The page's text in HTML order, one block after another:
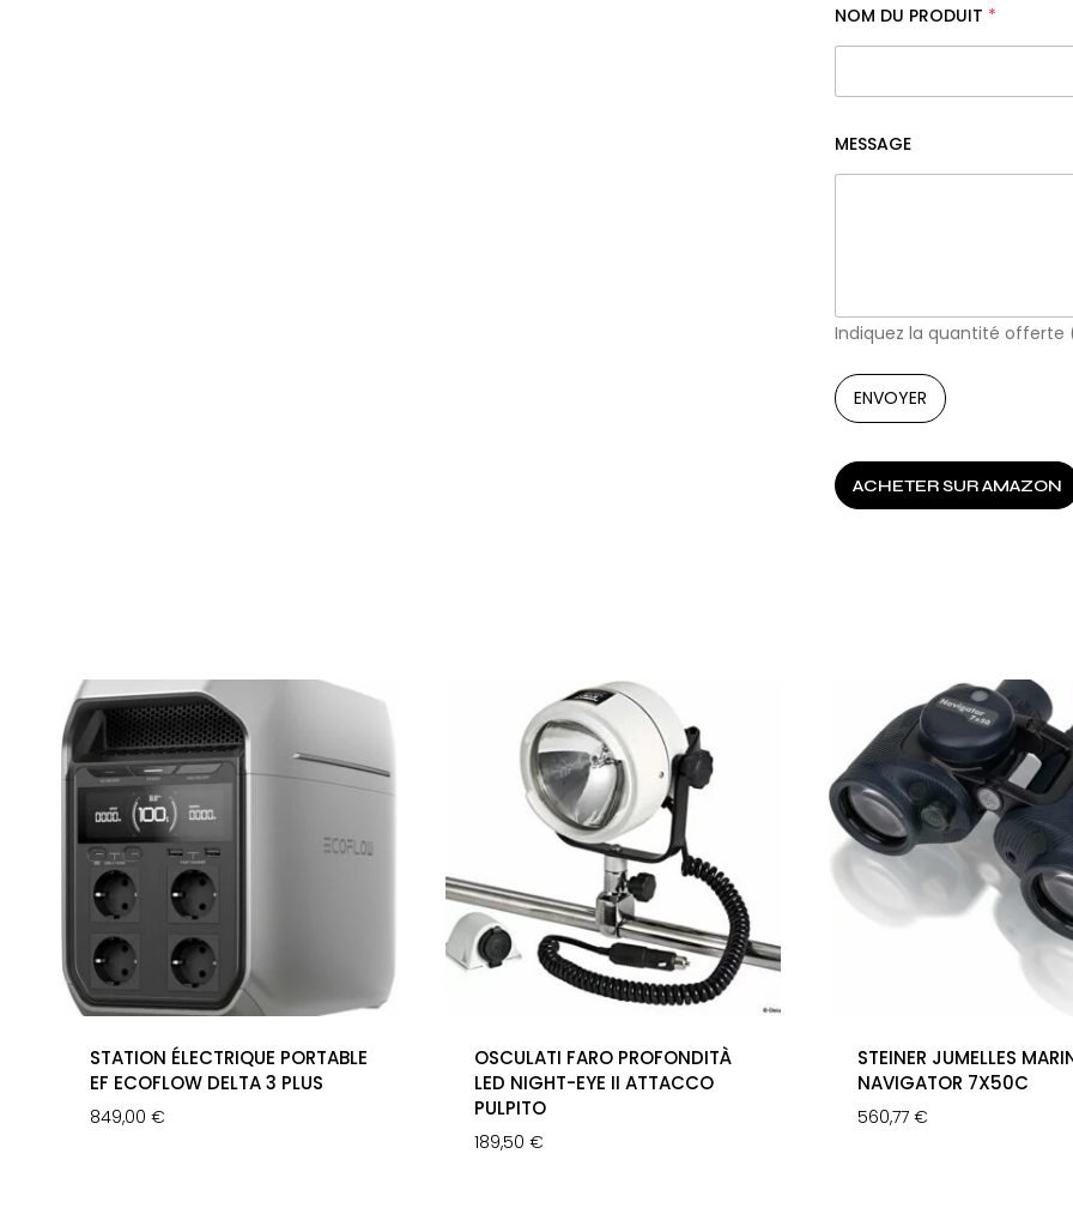
NOM DU PRODUIT *
MESSAGE
Indiquez la quantité
ENVOYER
ACHETER SUR AMAZON
STATION ÉLECTRIQUE PORTABLE
EF ECOFLOW DELTA 3 PLUS
849,00 €
OSCULATI FARO PROFONDITÀ
LED NIGHT-EYE II ATTACCO
PULPITO
189,50 €
STEINER JUMELLES
NAVIGATOR 7X50C
560,77 €